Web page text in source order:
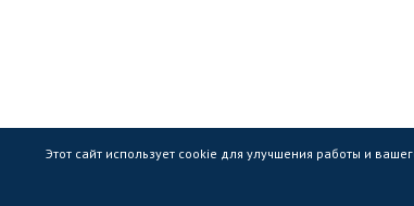
Государственное областное
Этот сайт использует cookie для улучшения работы и